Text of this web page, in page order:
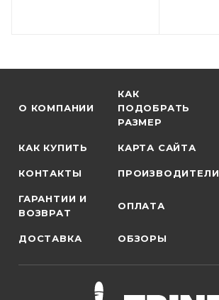
О КОМПАНИИ
КАК
ПОДОБРАТЬ
РАЗМЕР
КАК КУПИТЬ КАРТА САЙТА
КОНТАКТЫ ПРОИЗВОДИТЕЛИ
ГАРАНТИИ И
ВОЗВРАТ
ОПЛАТА
ДОСТАВКА ОБЗОРЫ